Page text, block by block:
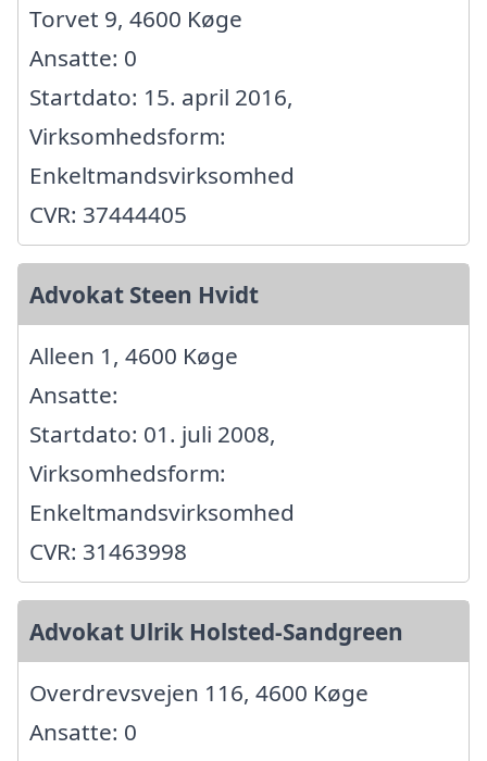
Torvet 9, 4600 Køge
Ansatte: 0
Startdato: 15. april 2016,
Virksomhedsform:
Enkeltmandsvirksomhed
CVR: 37444405
Advokat Steen Hvidt
Alleen 1, 4600 Køge
Ansatte:
Startdato: 01. juli 2008,
Virksomhedsform:
Enkeltmandsvirksomhed
CVR: 31463998
Advokat Ulrik Holsted-Sandgreen
Overdrevsvejen 116, 4600 Køge
Ansatte: 0